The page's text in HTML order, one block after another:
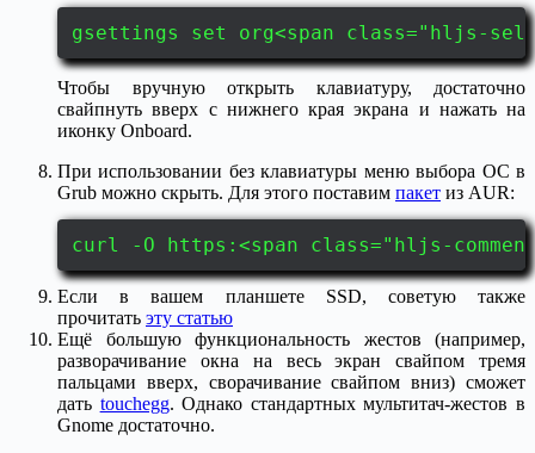
gsettings set org<span class="hljs-
Чтобы вручную открыть клавиатуру, достаточно
свайпнуть вверх с нижнего края экрана и нажать на
иконку Onboard.
При использовании без клавиатуры меню выбора ОС в
Grub можно скрыть. Для этого поставим пакет из AUR:
curl -O https:<span class="hljs-
Если в вашем планшете SSD, советую также
прочитать эту статью
Ещё большую функциональность жестов (например,
разворачивание окна на весь экран свайпом тремя
пальцами вверх, сворачивание свайпом вниз) сможет
дать touchegg. Однако стандартных мультитач-жестов в
Gnome достаточно.